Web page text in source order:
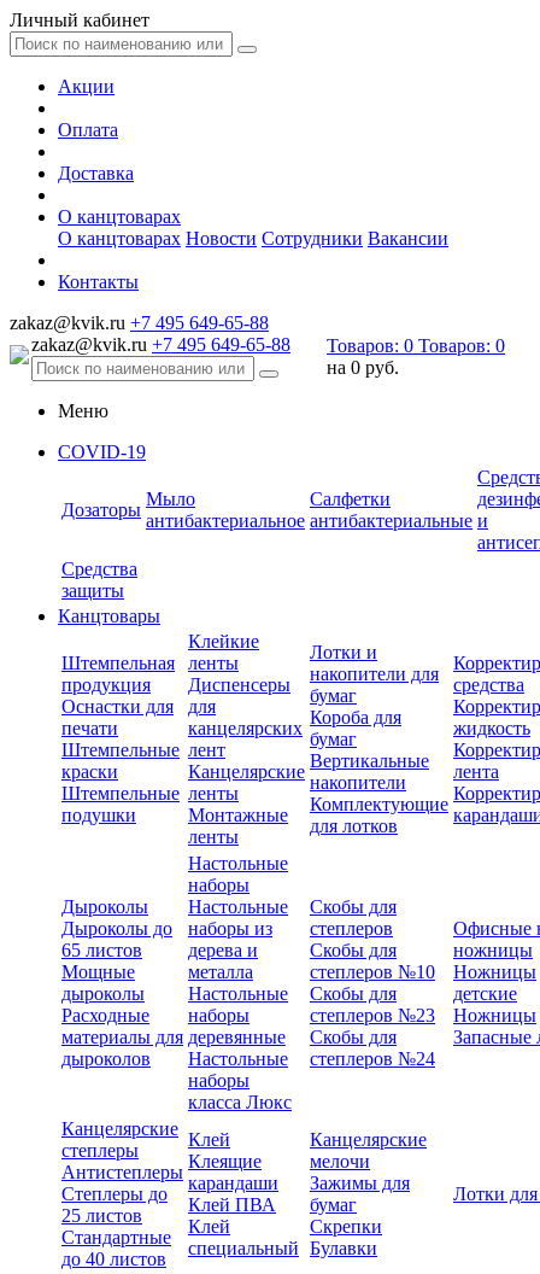
Личный кабинет
Акции
Оплата
Доставка
О канцтоварах
О канцтоварах Новости Сотрудники Вакансии
Контакты
zakaz@kvik.ru +7 495 649-65-88
zakaz@kvik.ru +7 495 649-65-88 Товаров: 0 Товаров: 0
на 0 руб.
Меню
COVID-19
Дозаторы
Мыло
антибактериальное
Салфетки
антибактериальные и
Средства
защиты
Канцтовары
Штемпельная
продукция
Оснастки для
печати
Штемпельные
краски
Штемпельные
подушки
Клейкие
ленты
Диспенсеры
для
канцелярских
лент
Канцелярские
ленты
Монтажные
ленты
Лотки и
накопители для
бумаг
Короба для
бумаг
Вертикальные
накопители
Комплектующие
для лотков
средства
жидкость
лента
Дыроколы
Дыроколы до
65 листов
Мощные
дыроколы
Расходные
материалы для
дыроколов
Настольные
наборы
Настольные
наборы из
дерева и
металла
Настольные
наборы
деревянные
Настольные
наборы
класса Люкс
Скобы для
степлеров
Скобы для
степлеров №10
Скобы для
степлеров №23
Скобы для
степлеров №24
Офисные
ножницы
Ножницы
детские
Ножницы
Запасные
Канцелярские
степлеры
Антистеплеры
Степлеры до
25 листов
Стандартные
до 40 листов
Клей
Клеящие
карандаши
Клей ПВА
Клей
специальный
Канцелярские
мелочи
Зажимы для
бумаг
Скрепки
Булавки
Лотки